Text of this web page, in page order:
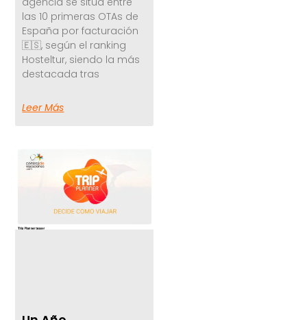
las 10 primeras OTAs de
España por facturación
🇪🇸, según el ranking
Hosteltur, siendo la más
destacada tras
Leer Más